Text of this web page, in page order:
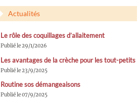
Actualités
Le rôle des coquillages d’allaitement
Publié le 29/1/2026
Les avantages de la crèche pour les tout-petits
Publié le 23/9/2025
Routine sos démangeaisons
Publié le 07/9/2025